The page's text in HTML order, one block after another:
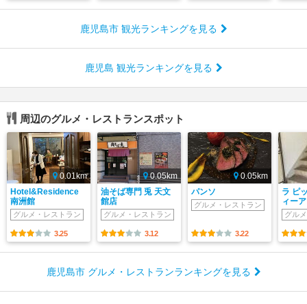
鹿児島市 観光ランキングを見る
鹿児島 観光ランキングを見る
周辺のグルメ・レストランスポット
0.01km
Hotel&Residence
南洲館
グルメ・レストラン
3.25
0.05km
油そば専門 兎 天文
館店
グルメ・レストラン
3.12
0.05km
パンソ
グルメ・レストラン
3.22
ラ ピ
ィーア
グル
鹿児島市 グルメ・レストランランキングを見る